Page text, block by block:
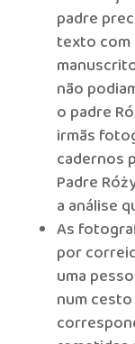
padre
texto com
não
o padre
irmãs
cadernos
Padre
a análise
As
por
uma
num